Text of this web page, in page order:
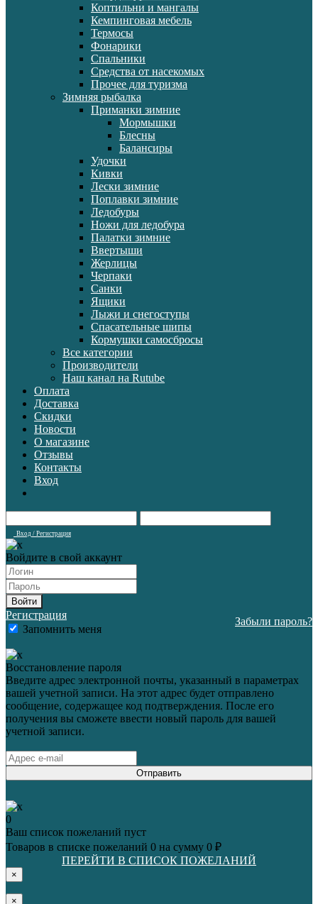
Коптильни и мангалы
Кемпинговая мебель
Термосы
Фонарики
Спальники
Средства от насекомых
Прочее для туризма
Зимняя рыбалка
Приманки зимние
Мормышки
Блесны
Балансиры
Удочки
Кивки
Лески зимние
Поплавки зимние
Ледобуры
Ножи для ледобура
Палатки зимние
Ввертыши
Жерлицы
Черпаки
Санки
Ящики
Лыжи и снегоступы
Спасательные шипы
Кормушки самосбросы
Все категории
Производители
Наш канал на Rutube
Оплата
Доставка
Скидки
Новости
О магазине
Отзывы
Контакты
Вход
Вход / Регистрация
Войдите в свой аккаунт
Войти
Регистрация
Запомнить меня
Забыли пароль?
Восстановление пароля
Введите адрес электронной почты, указанный в параметрах
вашей учетной записи. На этот адрес будет отправлено
сообщение, содержащее код подтверждения. После его
получения вы сможете ввести новый пароль для вашей
учетной записи.
Отправить
0
Ваш список пожеланий пуст
Товаров в списке пожеланий 0 на сумму 0 ₽
ПЕРЕЙТИ В СПИСОК ПОЖЕЛАНИЙ
×
×